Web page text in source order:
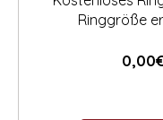
Ringgröße